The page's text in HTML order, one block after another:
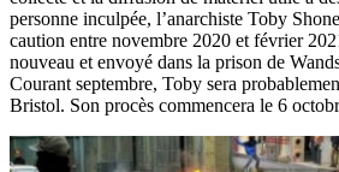
personne inculpée, l’anarchiste Toby
caution entre novembre 2020 et février
nouveau et envoyé dans la prison de
Courant septembre, Toby sera
Bristol. Son procès commencera le 6